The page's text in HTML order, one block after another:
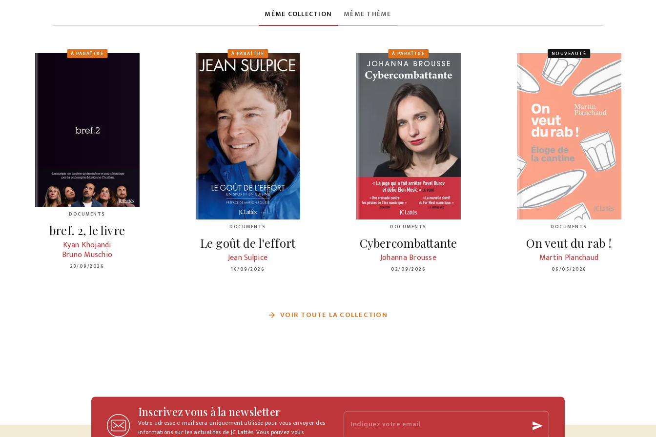
MÊME COLLECTION MÊME THÈME
À PARAÎTRE
DOCUMENTS
bref. 2, le livre
Kyan Khojandi
Bruno Muschio
23/09/2026
À PARAÎTRE
DOCUMENTS
Le goût de l'effort
Jean Sulpice
16/09/2026
À PARAÎTRE
DOCUMENTS
Cybercombattante
Johanna Brousse
02/09/2026
NOUVEAUTÉ
DOCUMENTS
On veut du rab !
Martin Planchaud
06/05/2026
arrow_forward VOIR TOUTE LA COLLECTION
Inscrivez vous à la newsletter
Votre adresse e-mail sera uniquement utilisée pour vous envoyer des
informations sur les actualités de JC Lattès. Vous pouvez vous
Indiquez votre email send